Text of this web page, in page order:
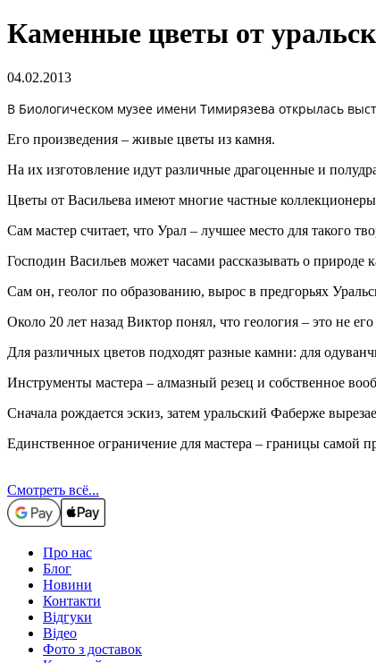
Каменные цветы от
04.02.2013
В Биологическом музее имени Тимирязева открылась
Его произведения – живые цветы из камня.
На их изготовление идут различные драгоценные и
Цветы от Васильева имеют многие частные
Сам мастер считает, что Урал – лучшее место для такого
Господин Васильев может часами рассказывать о природе
Сам он, геолог по образованию, вырос в предгорьях
Около 20 лет назад Виктор понял, что геология – это не
Для различных цветов подходят разные камни: для
Инструменты мастера – алмазный резец и собственное
Сначала рождается эскиз, затем уральский Фаберже
Единственное ограничение для мастера – границы самой
Смотреть всё...
Про нас
Блог
Новини
Контакти
Відгуки
Відео
Фото з доставок